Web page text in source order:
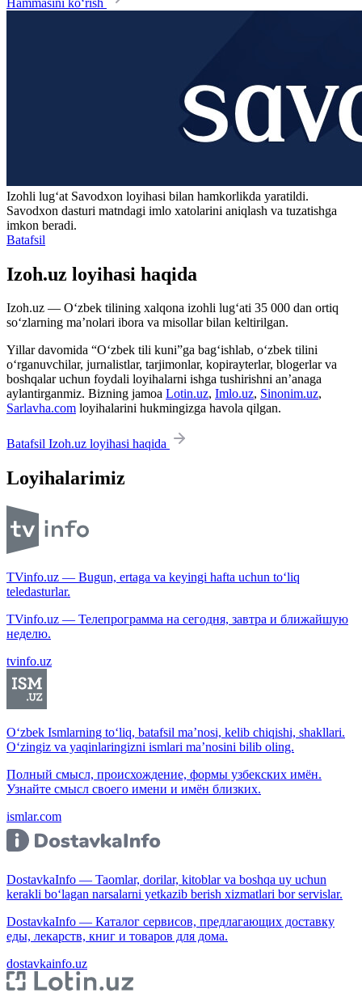
Izohli lugʻat Savodxon loyihasi bilan hamkorlikda yaratildi.
Savodxon dasturi matndagi imlo xatolarini aniqlash va tuzatishga
imkon beradi.
Batafsil
Izoh.uz loyihasi haqida
Izoh.uz — O‘zbek tilining xalqona izohli lug‘ati 35 000 dan ortiq
so‘zlarning ma’nolari ibora va misollar bilan keltirilgan.
Yillar davomida “O‘zbek tili kuni”ga bag‘ishlab, o‘zbek tilini
o‘rganuvchilar, jurnalistlar, tarjimonlar, kopirayterlar, blogerlar va
boshqalar uchun foydali loyihalarni ishga tushirishni an’anaga
aylantirganmiz. Bizning jamoa Lotin.uz, Imlo.uz, Sinonim.uz,
Sarlavha.com loyihalarini hukmingizga havola qilgan.
Batafsil Izoh.uz loyihasi haqida
Loyihalarimiz
TVinfo.uz — Bugun, ertaga va keyingi hafta uchun to‘liq
teledasturlar.
TVinfo.uz — Телепрограмма на сегодня, завтра и ближайшую
неделю.
tvinfo.uz
O‘zbek Ismlarning to‘liq, batafsil ma’nosi, kelib chiqishi, shakllari.
O‘zingiz va yaqinlaringizni ismlari ma’nosini bilib oling.
Полный смысл, происхождение, формы узбекских имён.
Узнайте смысл своего имени и имён близких.
ismlar.com
DostavkaInfo — Taomlar, dorilar, kitoblar va boshqa uy uchun
kerakli bo‘lagan narsalarni yetkazib berish xizmatlari bor servislar.
DostavkaInfo — Каталог сервисов, предлагающих доставку
еды, лекарств, книг и товаров для дома.
dostavkainfo.uz